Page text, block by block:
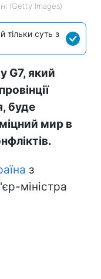
(Getty Images)
тільки суть з
G7, який
буде
мир в
з
міністра